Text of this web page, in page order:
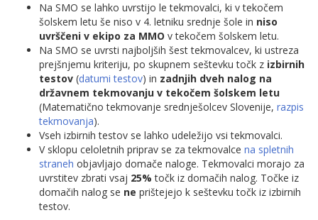
Na SMO se lahko uvrstijo le tekmovalci, ki v tekočem
šolskem letu še niso v 4. letniku srednje šole in niso
uvrščeni v ekipo za MMO v tekočem šolskem letu.
Na SMO se uvrsti najboljših šest tekmovalcev, ki ustreza
prejšnjemu kriteriju, po skupnem seštevku točk z izbirnih
testov (datumi testov) in zadnjih dveh nalog na
državnem tekmovanju v tekočem šolskem letu
(Matematično tekmovanje srednješolcev Slovenije, razpis
tekmovanja).
Vseh izbirnih testov se lahko udeležijo vsi tekmovalci.
V sklopu celoletnih priprav se za tekmovalce na spletnih
straneh objavljajo domače naloge. Tekmovalci morajo za
uvrstitev zbrati vsaj 25% točk iz domačih nalog. Točke iz
domačih nalog se ne prištejejo k seštevku točk iz izbirnih
testov.